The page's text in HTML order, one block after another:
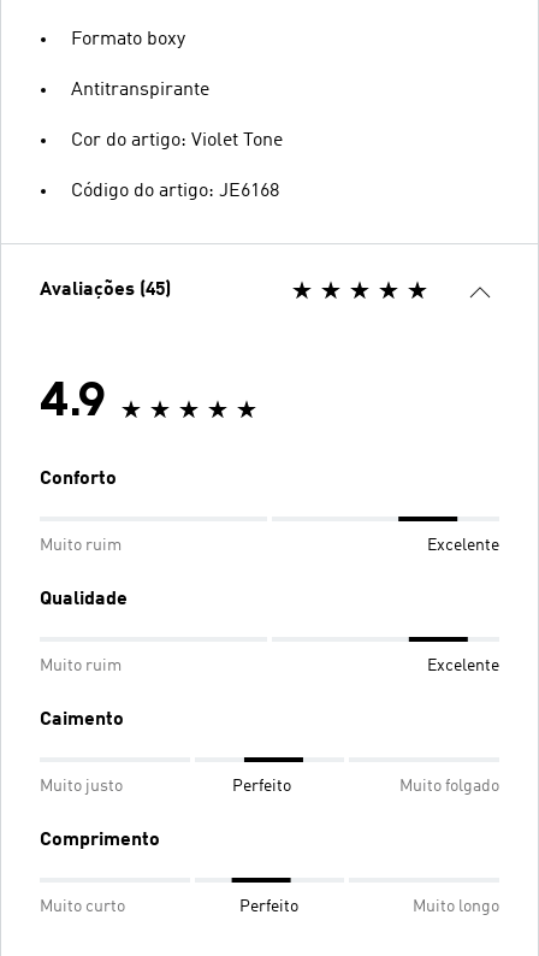
Formato boxy
Antitranspirante
Cor do artigo: Violet Tone
Código do artigo: JE6168
Avaliações (45)
4.9
Conforto
Muito ruim Excelente
Qualidade
Muito ruim Excelente
Caimento
Muito justo Perfeito Muito folgado
Comprimento
Muito curto Perfeito Muito longo